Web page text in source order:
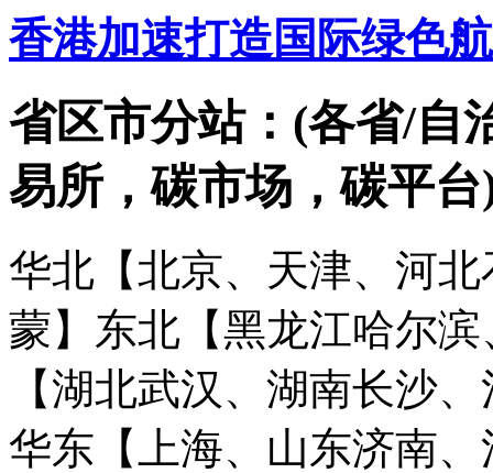
香港加速打造国际绿色
省区市分站：(各省/自
易所，碳市场，碳平台
华北【北京、天津、河
蒙】 东北【黑龙江哈尔
【湖北武汉、湖南长沙
华东【上海、山东济南